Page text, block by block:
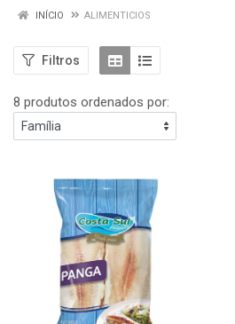
INÍCIO ALIMENTICIOS
Filtros
8 produtos ordenados por: